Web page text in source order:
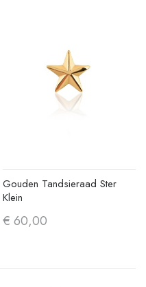
Gouden Tandsieraad Ster
Klein
€ 60,00